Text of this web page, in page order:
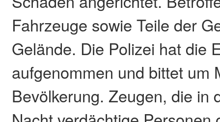
Fahrzeuge sowie Teile der
Gelände. Die Polizei hat die
aufgenommen und bittet um
Bevölkerung. Zeugen, die in